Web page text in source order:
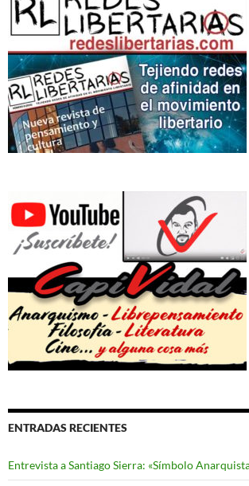
ENTRADAS RECIENTES
Entrevista a Santiago Sierra: «Símbolo